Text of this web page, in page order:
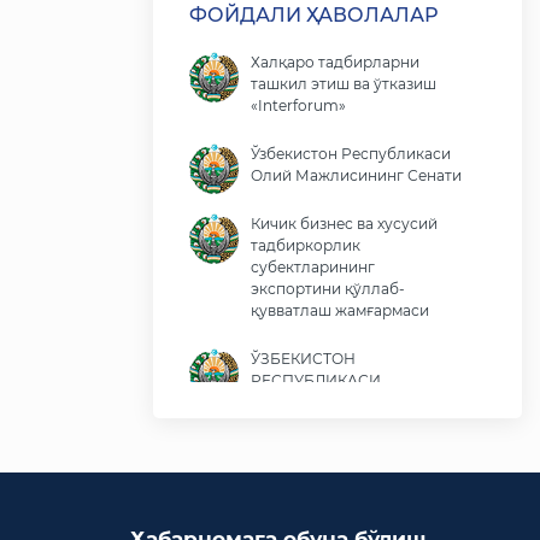
ФОЙДАЛИ ҲАВОЛАЛАР
Халқаро тадбирларни
ташкил этиш ва ўтказиш
«Interforum»
Ўзбекистон Республикаси
Олий Мажлисининг Сенати
Кичик бизнес ва хусусий
тадбиркорлик
субектларининг
экспортини қўллаб-
қувватлаш жамғармаси
ЎЗБЕКИСТОН
РЕСПУБЛИКАСИ